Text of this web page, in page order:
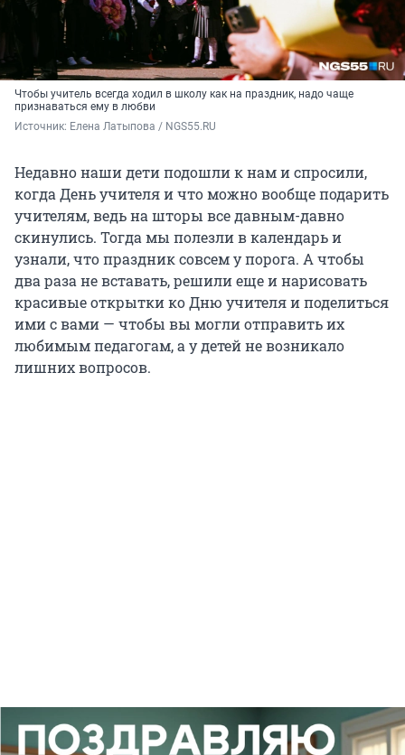
Чтобы учитель всегда ходил в школу как на праздник, надо чаще
признаваться ему в любви
Источник: Елена Латыпова / NGS55.RU
Недавно наши дети подошли к нам и спросили,
когда День учителя и что можно вообще подарить
учителям, ведь на шторы все давным-давно
скинулись. Тогда мы полезли в календарь и
узнали, что праздник совсем у порога. А чтобы
два раза не вставать, решили еще и нарисовать
красивые открытки ко Дню учителя и поделиться
ими с вами — чтобы вы могли отправить их
любимым педагогам, а у детей не возникало
лишних вопросов.